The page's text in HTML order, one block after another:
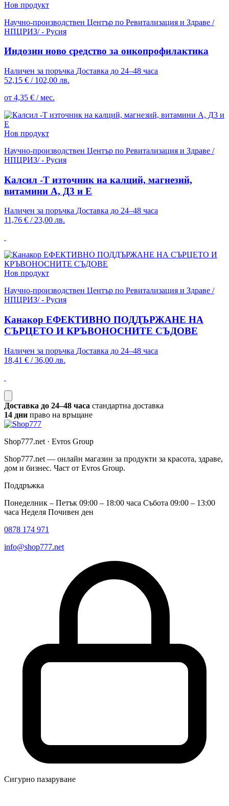
Нов продукт
Научно-производствен Център по Ревитализация и Здраве /
НПЦРИЗ/ - Русия
Индозин ново средство за онкопрофилактика
Наличен за поръчка Доставка до 24–48 часа
52,15 € / 102,00 лв.
от 4,35 € / мес.
Нов продукт
Научно-производствен Център по Ревитализация и Здраве /
НПЦРИЗ/ - Русия
Калсил -Т източник на калций, магнезий,
витамини А, Д3 и Е
Наличен за поръчка Доставка до 24–48 часа
11,76 € / 23,00 лв.
Нов продукт
Научно-производствен Център по Ревитализация и Здраве /
НПЦРИЗ/ - Русия
Канакор ЕФЕКТИВНО ПОДДЪРЖАНЕ НА
СЪРЦЕТО И КРЪВОНОСНИТЕ СЪДОВЕ
Наличен за поръчка Доставка до 24–48 часа
18,41 € / 36,00 лв.
Доставка до 24–48 часа стандартна доставка
14 дни право на връщане
Shop777.net · Evros Group
Shop777.net — онлайн магазин за продукти за красота, здраве,
дом и бизнес. Част от Evros Group.
Поддръжка
Понеделник – Петък 09:00 – 18:00 часа Събота 09:00 – 13:00
часа Неделя Почивен ден
0878 174 971
info@shop777.net
Сигурно пазаруване